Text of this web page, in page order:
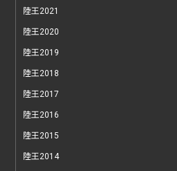
陸王2021
陸王2020
陸王2019
陸王2018
陸王2017
陸王2016
陸王2015
陸王2014